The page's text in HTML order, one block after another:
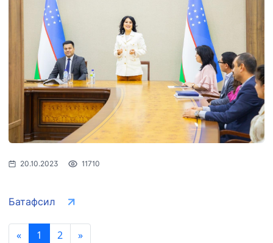
20.10.2023 11710
Батафсил
« 1 2 »